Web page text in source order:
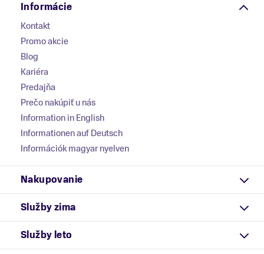
Informácie
Kontakt
Promo akcie
Blog
Kariéra
Predajňa
Prečo nakúpiť u nás
Information in English
Informationen auf Deutsch
Információk magyar nyelven
Nakupovanie
Služby zima
Služby leto